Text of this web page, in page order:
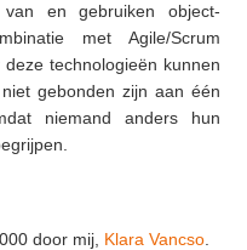
van en gebruiken object-
met Agile/Scrum
technologieën kunnen
gebonden zijn aan één
niemand anders hun
door mij, Klara Vancso